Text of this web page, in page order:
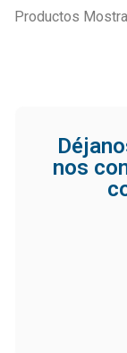
Productos
nos